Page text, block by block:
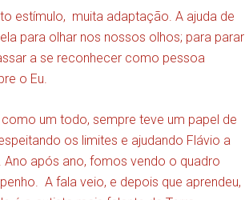
estímulo, muita adaptação. A ajuda de
para olhar nos nossos olhos; para parar
a se reconhecer como pessoa
o Eu.
um todo, sempre teve um papel de
os limites e ajudando Flávio a
após ano, fomos vendo o quadro
A fala veio, e depois que aprendeu,